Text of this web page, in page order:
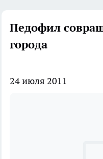
Педофил
города
24 июля 2011